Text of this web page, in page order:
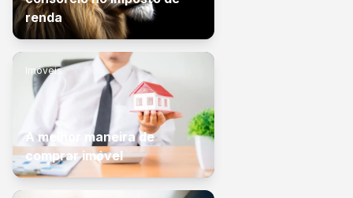
renda
Imóveis
A melhor maneira de
comprar imóvel